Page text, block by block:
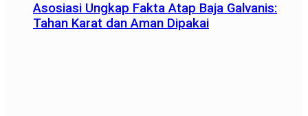
Asosiasi Ungkap Fakta Atap Baja Galvanis:
Tahan Karat dan Aman Dipakai